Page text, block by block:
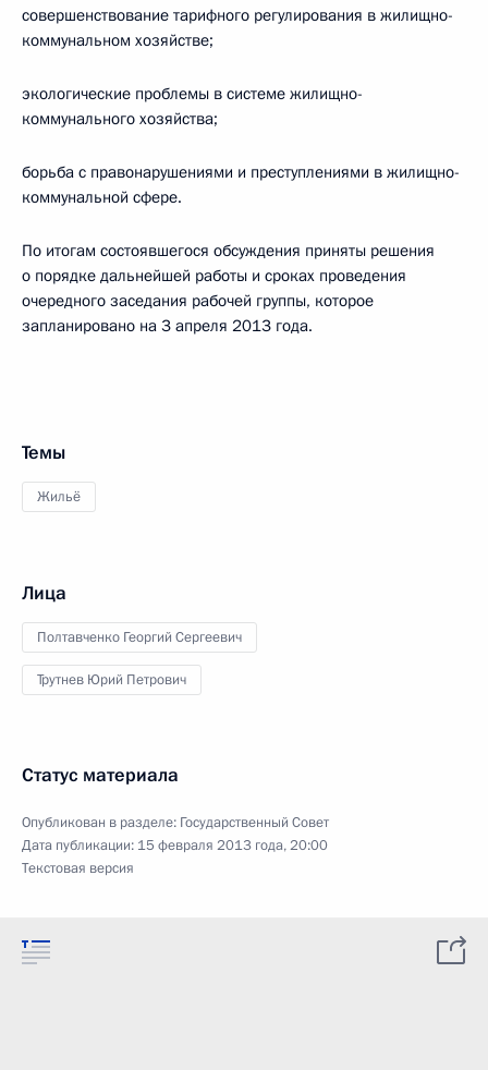
совершенствование тарифного регулирования в жилищно-
коммунальном хозяйстве;
экологические проблемы в системе жилищно-
коммунального хозяйства;
борьба с правонарушениями и преступлениями в жилищно-
коммунальной сфере.
По итогам состоявшегося обсуждения приняты решения
о порядке дальнейшей работы и сроках проведения
очередного заседания рабочей группы, которое
запланировано на 3 апреля 2013 года.
Темы
Жильё
Лица
Полтавченко Георгий Сергеевич
Трутнев Юрий Петрович
Статус материала
Опубликован в разделе: Государственный Совет
Дата публикации: 15 февраля 2013 года, 20:00
Текстовая версия